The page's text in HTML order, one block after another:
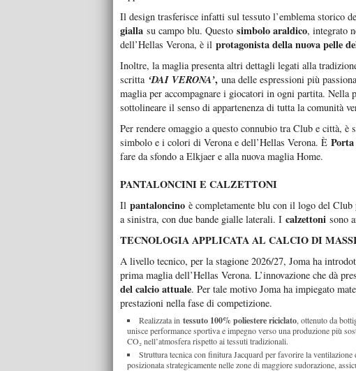
Il design trasferisce infatti sul tessuto l’emblema storico
gialla su campo blu. Questo simbolo araldico, integrato
dell’Hellas Verona, è il protagonista della nuova pelle
Inoltre, la maglia presenta altri dettagli legati alla
scritta ‘DAI VERONA’, una delle espressioni più
maglia per accompagnare i giocatori in ogni partita. Nella
sottolineare il senso di appartenenza di tutta la comunità
Per rendere omaggio a questo connubio tra Club e città, è
simbolo e i colori di Verona e dell’Hellas Verona. È
fare da sfondo a Elkjaer e alla nuova maglia Home.
PANTALONCINI E CALZETTONI
Il pantaloncino è completamente blu con il logo del
a sinistra, con due bande gialle laterali. I calzettoni sono
TECNOLOGIA APPLICATA AL CALCIO DI
A livello tecnico, per la stagione 2026/27, Joma ha
prima maglia dell’Hellas Verona. L’innovazione che dà
del calcio attuale. Per tale motivo Joma ha impiegato
prestazioni nella fase di competizione.
Realizzata in tessuto 100% poliestere riciclato , ottenuto da
unisce performance sportiva e impegno verso una produzione più
CO₂ nell’atmosfera rispetto ai tessuti tradizionali.
Struttura tecnica con finitura Jacquard per favorire la ventilazione
posizionata strategicamente nelle zone di maggiore sudorazione,